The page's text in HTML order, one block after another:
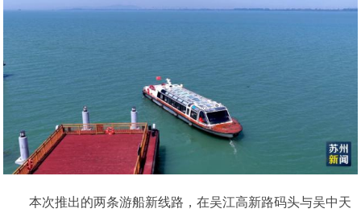
本次推出的两条游船新线路，在吴江高新路码头与吴中天